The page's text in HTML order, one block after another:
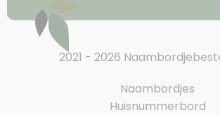
2021 - 2026
Naambordjes
Huisnummerbord